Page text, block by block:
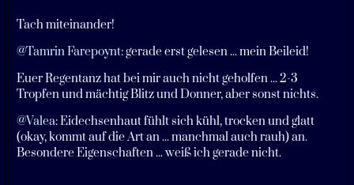
Tach miteinander!
@Tamrin Farepoynt: gerade erst gelesen ... mein Beileid!
Euer Regentanz hat bei mir auch nicht geholfen ... 2-3
Tropfen und mächtig Blitz und Donner, aber sonst nichts.
@Valea: Eidechsenhaut fühlt sich kühl, trocken und glatt
(okay, kommt auf die Art an ... manchmal auch rauh) an.
Besondere Eigenschaften ... weiß ich gerade nicht.